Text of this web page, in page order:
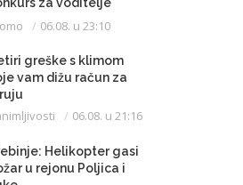
06.08. u 23:10
greške s klimom
vam dižu račun za
06.08. u 21:16
Helikopter gasi
u rejonu Poljica i